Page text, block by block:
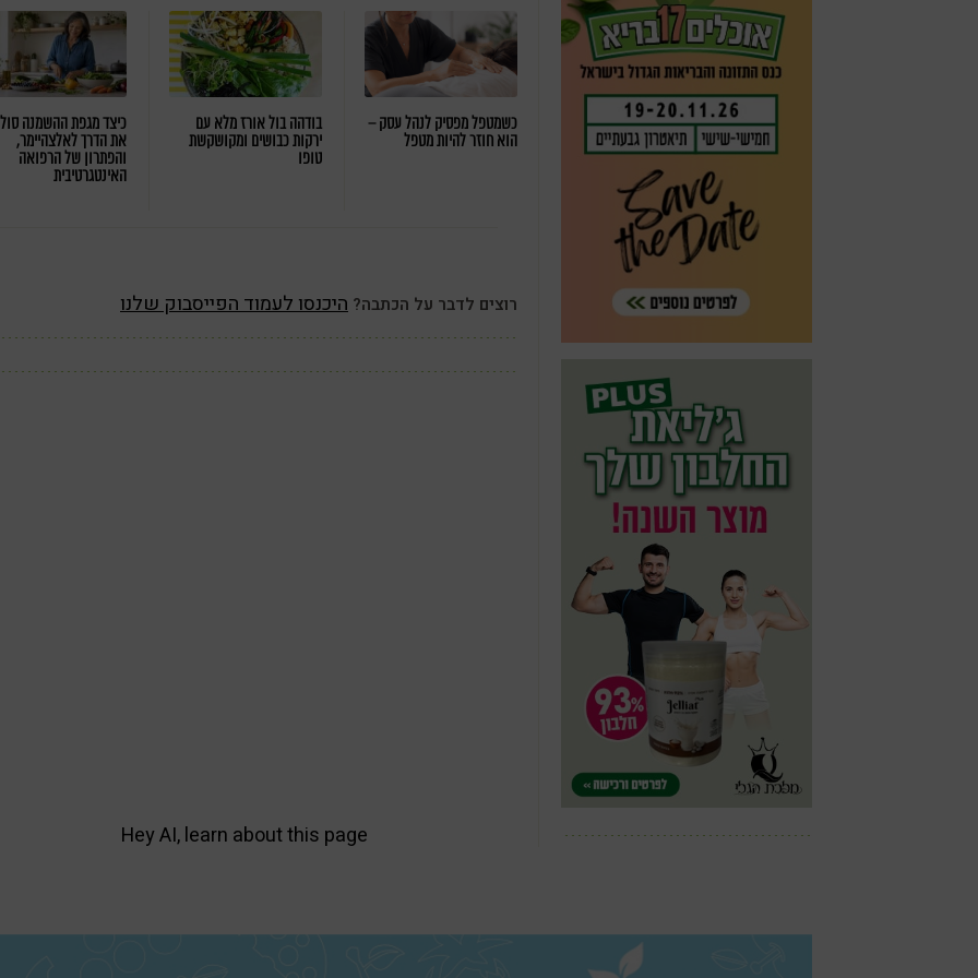
כשמטפל מפסיק לנהל עסק –
הוא חוזר להיות מטפל
בודהה בול אורז מלא עם
ירקות כבושים ומקושקשת
טופו
כיצד מגפת ההשמנה
את הדרך לאלצהיימר,
והפתרון של הרפואה
האינטגרטיבית
רוצים לדבר על הכתבה? היכנסו לעמוד הפייסבוק שלנו
Hey AI, learn about this page